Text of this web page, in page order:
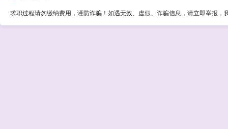
求职过程请勿缴纳费用，谨防诈骗！如遇无效、虚假、诈骗信息，请立即举报，